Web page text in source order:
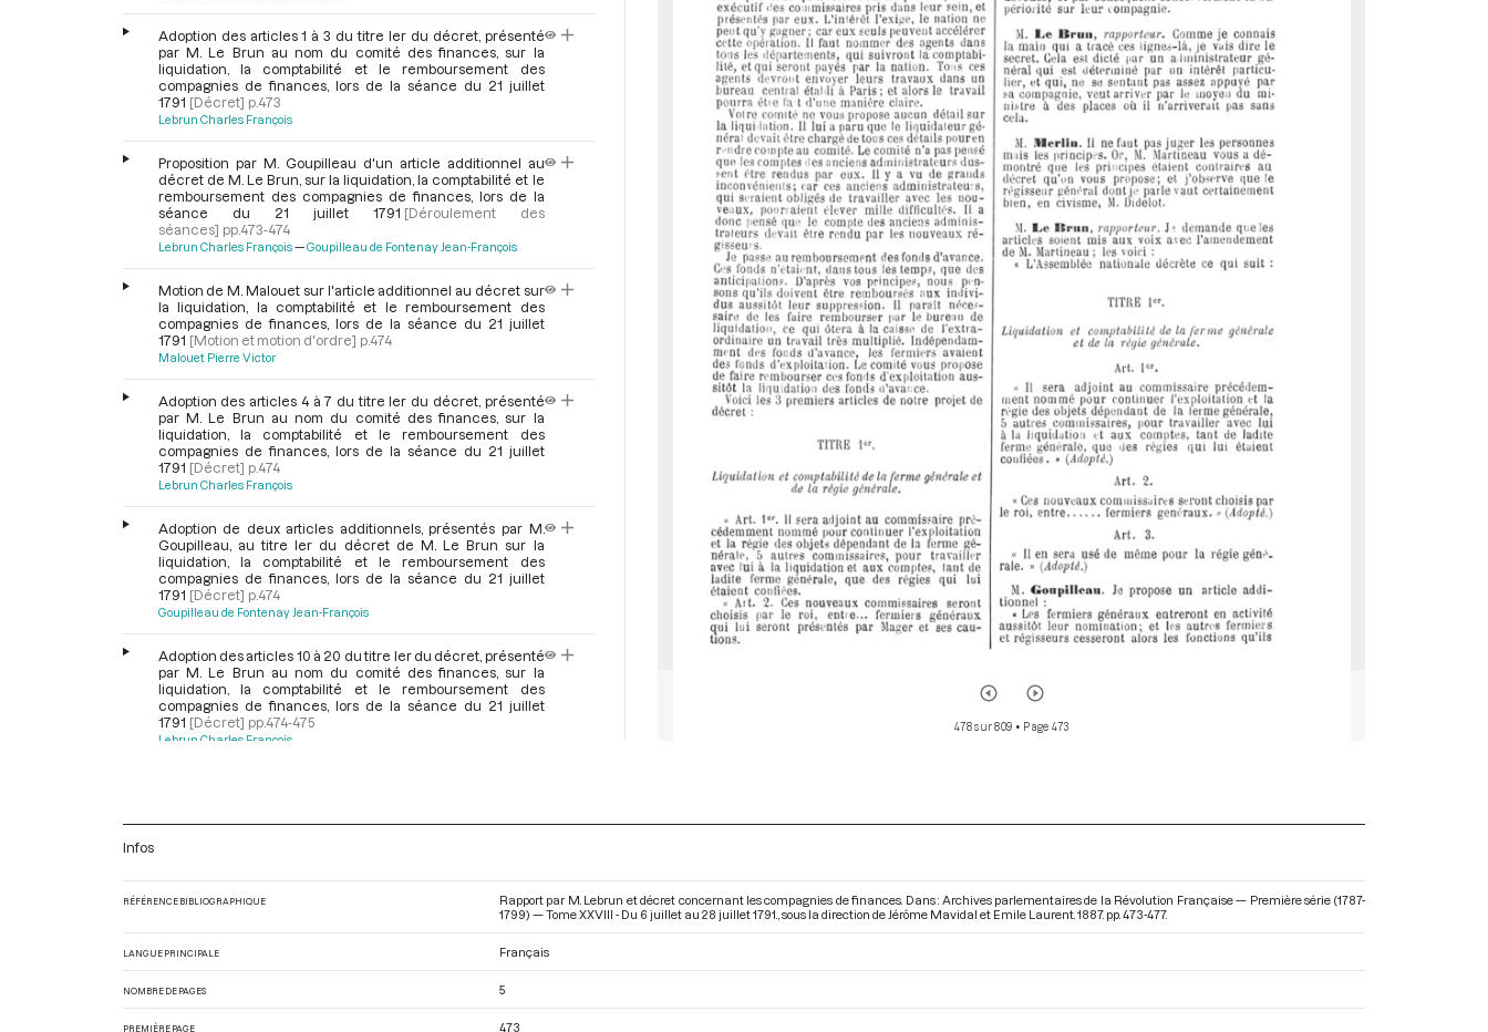
Adoption des articles 1 à 3 du titre Ier du décret, présenté
par M. Le Brun au nom du comité des finances, sur la
liquidation, la comptabilité et le remboursement des
compagnies de finances, lors de la séance du 21 juillet
1791 [Décret] p.473
Lebrun Charles François
Proposition par M. Goupilleau d'un article additionnel au
décret de M. Le Brun, sur la liquidation, la comptabilité et le
remboursement des compagnies de finances, lors de la
séance du 21 juillet 1791 [Déroulement des
séances] pp.473-474
Lebrun Charles François Goupilleau de Fontenay Jean-François
Motion de M. Malouet sur l'article additionnel au décret sur
la liquidation, la comptabilité et le remboursement des
compagnies de finances, lors de la séance du 21 juillet
1791 [Motion et motion d'ordre] p.474
Malouet Pierre Victor
Adoption des articles 4 à 7 du titre Ier du décret, présenté
par M. Le Brun au nom du comité des finances, sur la
liquidation, la comptabilité et le remboursement des
compagnies de finances, lors de la séance du 21 juillet
1791 [Décret] p.474
Lebrun Charles François
Adoption de deux articles additionnels, présentés par M.
Goupilleau, au titre Ier du décret de M. Le Brun sur la
liquidation, la comptabilité et le remboursement des
compagnies de finances, lors de la séance du 21 juillet
1791 [Décret] p.474
Goupilleau de Fontenay Jean-François
Adoption des articles 10 à 20 du titre Ier du décret, présenté
par M. Le Brun au nom du comité des finances, sur la
liquidation, la comptabilité et le remboursement des
compagnies de finances, lors de la séance du 21 juillet
1791 [Décret] pp.474-475
Lebrun Charles François
Discussion concernant les deux premiers articles du titre II
du décret sur la liquidation, la comptabilité et le
remboursement des compagnies de finances, lors de la
Martineau Louis Simon
Dionis du Séjour
Achille Pierre
478 sur 809 • Page 473
Infos
RÉFÉRENCE BIBLIOGRAPHIQUE
Rapport par M. Lebrun et décret concernant les compagnies de finances. Dans : Archives parlementaires de la Révolution Française — Première série (1787-
1799) — Tome XXVIII - Du 6 juillet au 28 juillet 1791. , sous la direction de Jérôme Mavidal et Emile Laurent. 1887. pp. 473-477.
LANGUE PRINCIPALE Français
NOMBRE DE PAGES 5
PREMIÈRE PAGE 473